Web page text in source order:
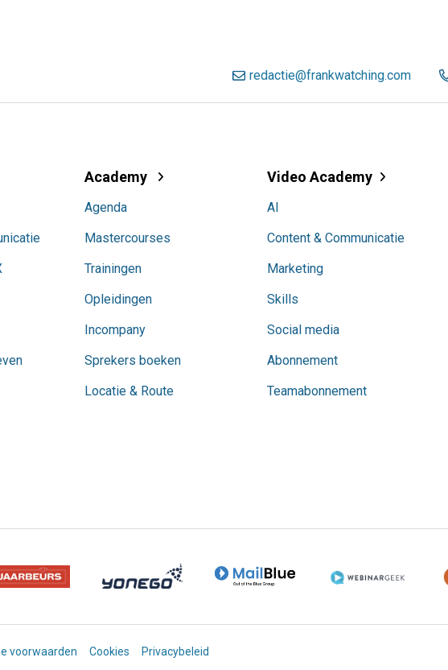
redactie@frankwatching.com
Academy
Agenda
Mastercourses
Trainingen
Opleidingen
Incompany
Sprekers boeken
Locatie & Route
Video Academy
AI
Content & Communicatie
Marketing
Skills
Social media
Abonnement
Teamabonnement
voorwaarden Cookies Privacybeleid